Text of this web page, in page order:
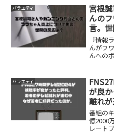
自覚と
いたし
バラエティ
宮根
んの
言。
『情報
んがフ
んへの
そこで
りが必
バラエティ
が良
離れ
たの
番組の
億2000
レート